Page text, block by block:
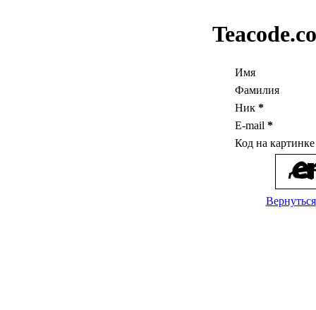
Имя
Фамилия
Ник *
E-mail *
Код на
Вернуться